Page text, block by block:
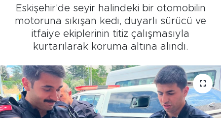
Eskişehir'de seyir halindeki bir otomobilin
motoruna sıkışan kedi, duyarlı sürücü ve
itfaiye ekiplerinin titiz çalışmasıyla
kurtarılarak koruma altına alındı.